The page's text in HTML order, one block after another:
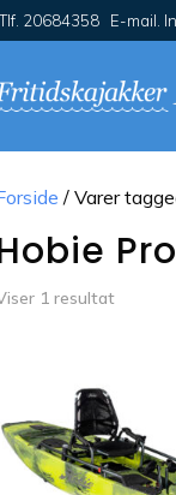
20684358 E-mail.
/ Varer
1 resultat